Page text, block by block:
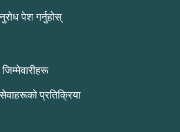
पेश गर्नुहोस्
प्रतिक्रिया